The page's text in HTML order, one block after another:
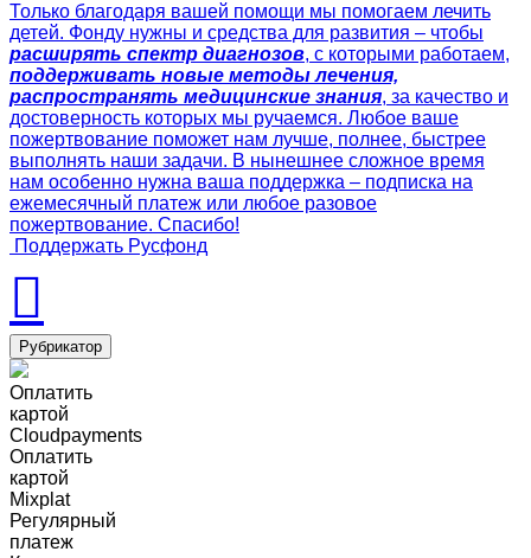
Только благодаря вашей помощи мы помогаем лечить
детей. Фонду нужны и средства для развития – чтобы
расширять спектр диагнозов, с которыми работаем,
поддерживать новые методы лечения,
распространять медицинские знания, за качество и
достоверность которых мы ручаемся. Любое ваше
пожертвование поможет нам лучше, полнее, быстрее
выполнять наши задачи. В нынешнее сложное время
нам особенно нужна ваша поддержка – подписка на
ежемесячный платеж или любое разовое
пожертвование. Спасибо!
Поддержать Русфонд
Рубрикатор
Оплатить
картой
Cloudpayments
Оплатить
картой
Mixplat
Регулярный
платеж